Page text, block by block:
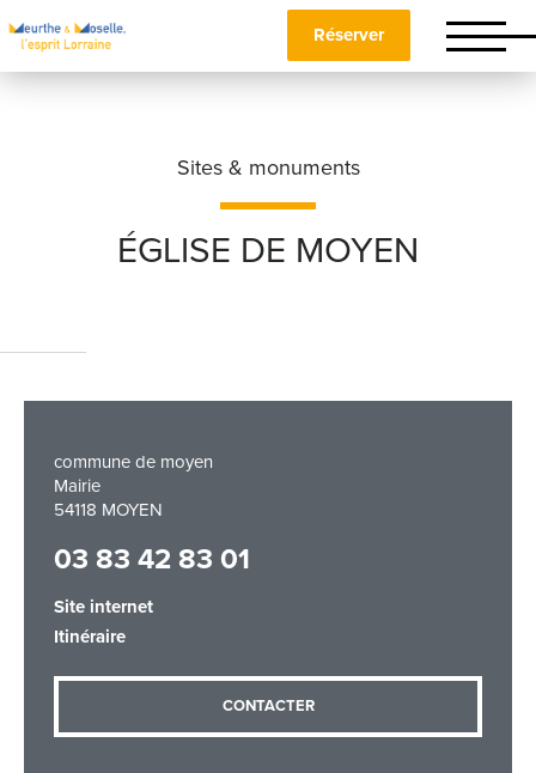
Réserver
Sites & monuments
ÉGLISE DE MOYEN
commune de moyen
Mairie
54118 MOYEN
03 83 42 83 01
Site internet
Itinéraire
CONTACTER
Prénom*
Téléphone
Adresse email
Message*